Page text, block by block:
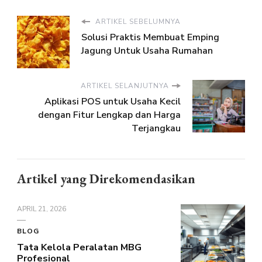
ARTIKEL SEBELUMNYA
Solusi Praktis Membuat Emping
Jagung Untuk Usaha Rumahan
ARTIKEL SELANJUTNYA
Aplikasi POS untuk Usaha Kecil
dengan Fitur Lengkap dan Harga
Terjangkau
Artikel yang Direkomendasikan
APRIL 21, 2026
BLOG
Tata Kelola Peralatan MBG
Profesional